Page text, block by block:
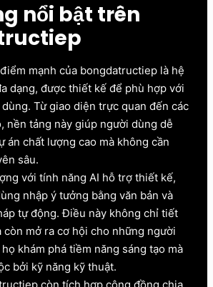
nổi bật trên
mạnh của bongdatructiep là hệ
dạng, được thiết kế để phù hợp với
Từ giao diện trực quan đến các
nền tảng này giúp người dùng dễ
án chất lượng cao mà không cần
sâu.
với tính năng AI hỗ trợ thiết kế,
nhập ý tưởng bằng văn bản và
tự động. Điều này không chỉ tiết
còn mở ra cơ hội cho những người
khám phá tiềm năng sáng tạo mà
bởi kỹ năng kỹ thuật.